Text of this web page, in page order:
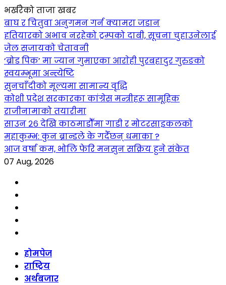
भर्खरैको ताजा खबर
बाघ र चितुवा अनुगमन गर्न क्यामरा जडान
हतियारको अभाव नरहेको ट्रम्पको दाबी, सूचना चुहाउनेलाई
जेल सजायको चेतावनी
‘ब्रोड पिक’ मा ज्यान गुमाएका आराेही पुरबहादुर गुरुङको
स्वयम्भूमा अन्त्येष्टि
सुनचाँदीको मूल्यमा सामान्य वृद्धि
कोशी प्रदेश सरकारका कांग्रेस मन्त्रीहरू सामूहिक
राजीनामाको तयारीमा
साउन २६ देखि काठमाडौँमा गाडी र मोटरसाइकलको
महाकुम्भ: कुन ब्रान्डले के गर्दैछन् धमाका ?
आज वर्षा कम, भोलि फेरि मनसुन सक्रिय हुने संकेत
07 Aug, 2026
Skip
content
होमपेज
राष्ट्रिय
अर्थबजार